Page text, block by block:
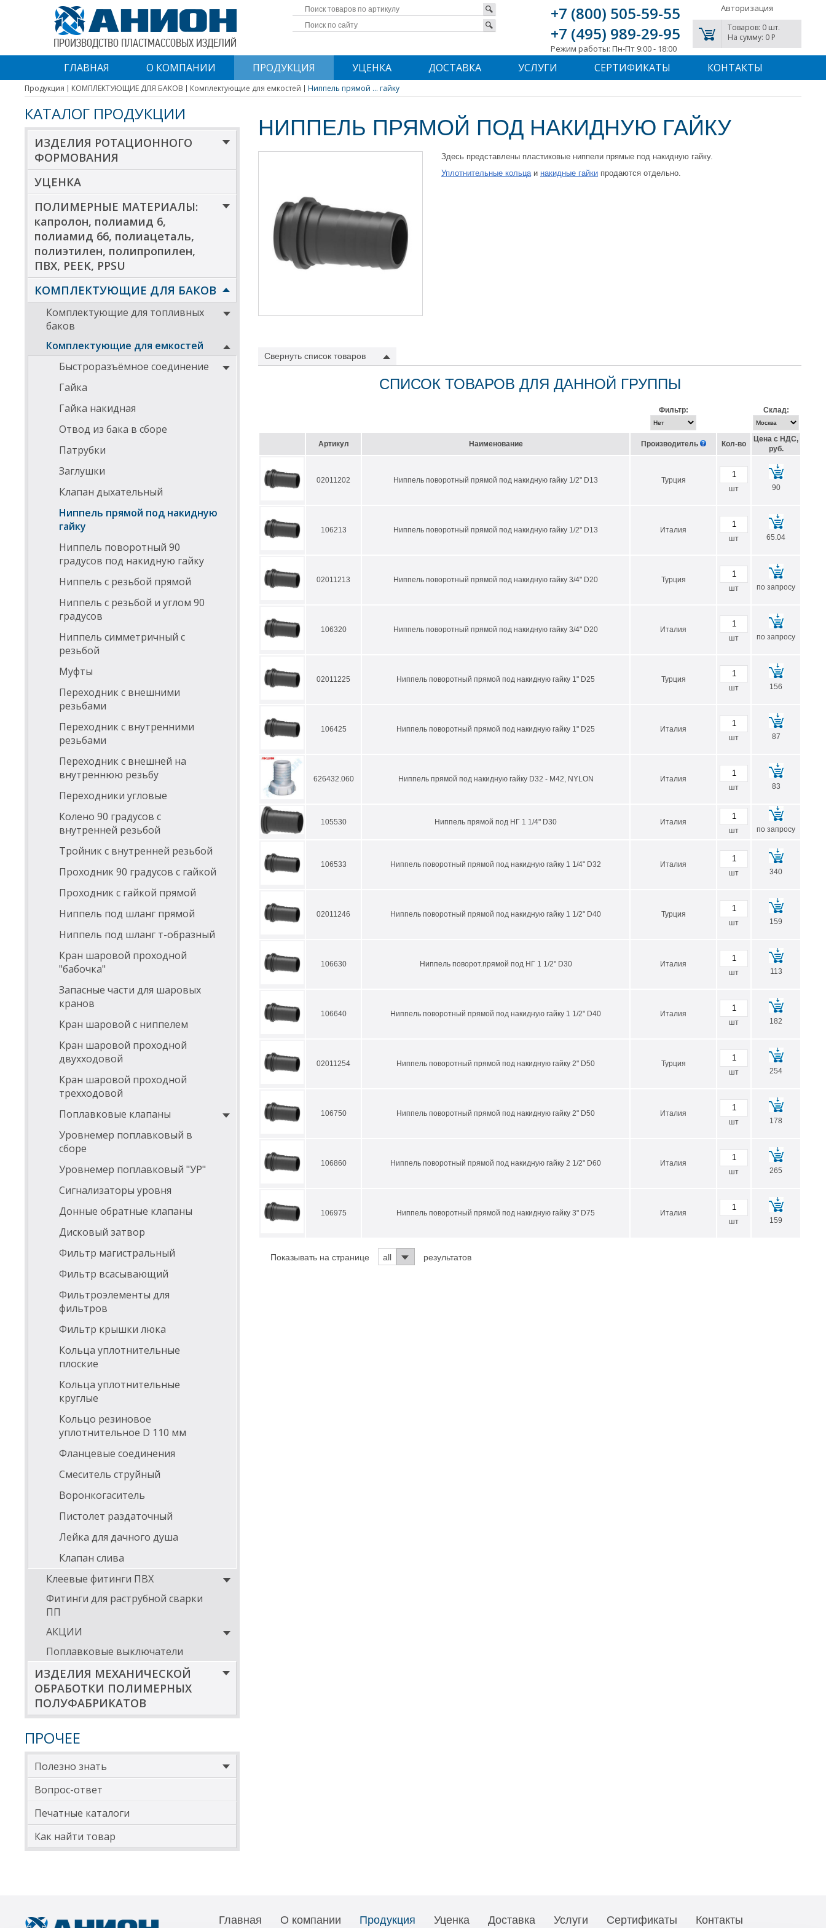
+7 (800) 505-59-55
+7 (495) 989-29-95
Режим работы: Пн-Пт 9:00 - 18:00
Авторизация
Товаров: 0 шт.
На сумму: 0 P
ПРОИЗВОДСТВО ПЛАСТМАССОВЫХ ИЗДЕЛИЙ
ГЛАВНАЯ О КОМПАНИИ ПРОДУКЦИЯ УЦЕНКА ДОСТАВКА УСЛУГИ СЕРТИФИКАТЫ КОНТАКТЫ
Продукция КОМПЛЕКТУЮЩИЕ ДЛЯ БАКОВ Комплектующие для емкостей Ниппель прямой ... гайку
КАТАЛОГ ПРОДУКЦИИ
ИЗДЕЛИЯ РОТАЦИОННОГО
ФОРМОВАНИЯ
УЦЕНКА
ПОЛИМЕРНЫЕ МАТЕРИАЛЫ:
капролон, полиамид 6,
полиамид 66, полиацеталь,
полиэтилен, полипропилен,
ПВХ, PEEK, PPSU
КОМПЛЕКТУЮЩИЕ ДЛЯ БАКОВ
Комплектующие для топливных
баков
Комплектующие для емкостей
Быстроразъёмное соединение
Гайка
Гайка накидная
Отвод из бака в сборе
Патрубки
Заглушки
Клапан дыхательный
Ниппель прямой под накидную
гайку
Ниппель поворотный 90
градусов под накидную гайку
Ниппель с резьбой прямой
Ниппель с резьбой и углом 90
градусов
Ниппель симметричный с
резьбой
Муфты
Переходник с внешними
резьбами
Переходник с внутренними
резьбами
Переходник с внешней на
внутреннюю резьбу
Переходники угловые
Колено 90 градусов с
внутренней резьбой
Тройник с внутренней резьбой
Проходник 90 градусов с гайкой
Проходник с гайкой прямой
Ниппель под шланг прямой
Ниппель под шланг т-образный
Кран шаровой проходной
"бабочка"
Запасные части для шаровых
кранов
Кран шаровой с ниппелем
Кран шаровой проходной
двухходовой
Кран шаровой проходной
трехходовой
Поплавковые клапаны
Уровнемер поплавковый в
сборе
Уровнемер поплавковый "УР"
Сигнализаторы уровня
Донные обратные клапаны
Дисковый затвор
Фильтр магистральный
Фильтр всасывающий
Фильтроэлементы для
фильтров
Фильтр крышки люка
Кольца уплотнительные
плоские
Кольца уплотнительные
круглые
Кольцо резиновое
уплотнительное D 110 мм
Фланцевые соединения
Смеситель струйный
Воронкогаситель
Пистолет раздаточный
Лейка для дачного душа
Клапан слива
Клеевые фитинги ПВХ
Фитинги для раструбной сварки
ПП
АКЦИИ
Поплавковые выключатели
ИЗДЕЛИЯ МЕХАНИЧЕСКОЙ
ОБРАБОТКИ ПОЛИМЕРНЫХ
ПОЛУФАБРИКАТОВ
ПРОЧЕЕ
Полезно знать
Вопрос-ответ
Печатные каталоги
Как найти товар
НИППЕЛЬ ПРЯМОЙ ПОД НАКИДНУЮ ГАЙКУ
Здесь представлены пластиковые ниппели прямые под накидную гайку.
Уплотнительные кольцаи накидные гайки продаются отдельно.
Свернуть список товаров
СПИСОК ТОВАРОВ ДЛЯ ДАННОЙ ГРУППЫ
Фильтр: Склад:
Артикул Наименование Производитель Кол-во
Цена с НДС,
руб.
02011202 Ниппель поворотный прямой под накидную гайку 1/2" D13
Турция
шт
90
106213 Ниппель поворотный прямой под накидную гайку 1/2" D13
Италия
шт
65.04
02011213 Ниппель поворотный прямой под накидную гайку 3/4" D20
Турция
шт
по запросу
106320 Ниппель поворотный прямой под накидную гайку 3/4" D20
Италия
шт
по запросу
02011225 Ниппель поворотный прямой под накидную гайку 1" D25
Турция
шт
156
106425 Ниппель поворотный прямой под накидную гайку 1" D25
Италия
шт
87
626432.060 Ниппель прямой под накидную гайку D32 - М42, NYLON
Италия
шт
83
105530 Ниппель прямой под НГ 1 1/4" D30
Италия
шт
по запросу
106533 Ниппель поворотный прямой под накидную гайку 1 1/4" D32
Италия
шт
340
02011246 Ниппель поворотный прямой под накидную гайку 1 1/2" D40
Турция
шт
159
106630 Ниппель поворот.прямой под НГ 1 1/2" D30
Италия
шт
113
106640 Ниппель поворотный прямой под накидную гайку 1 1/2" D40
Италия
шт
182
02011254 Ниппель поворотный прямой под накидную гайку 2" D50
Турция
шт
254
106750 Ниппель поворотный прямой под накидную гайку 2" D50
Италия
шт
178
106860 Ниппель поворотный прямой под накидную гайку 2 1/2" D60
Италия
шт
265
106975 Ниппель поворотный прямой под накидную гайку 3" D75
Италия
шт
159
Показывать на странице all результатов
Главная О компании Продукция Уценка Доставка Услуги Сертификаты Контакты